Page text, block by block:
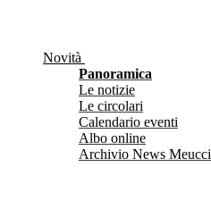
Novità
Panoramica
Le notizie
Le circolari
Calendario eventi
Albo online
Archivio News Meucci